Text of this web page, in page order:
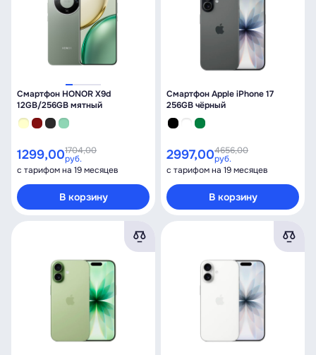
Смартфон HONOR X9d
12GB/256GB мятный
1299,001704,00
руб.
с тарифом на 19 месяцев
В корзину
Смартфон Apple iPhone 17
256GB чёрный
2997,004656,00
руб.
с тарифом на 19 месяцев
В корзину